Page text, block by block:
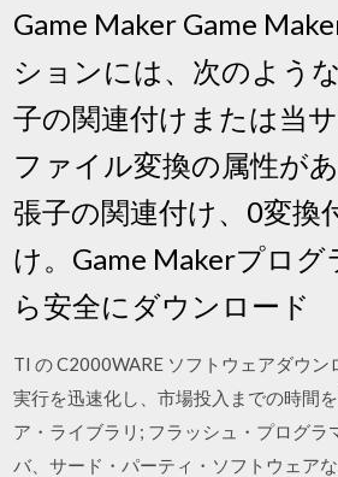
Game Maker Game
ションには、次のよう
子の関連付けまたは当
ファイル変換の属性が
張子の関連付け、0変換
け。Game Makerプロ
ら安全にダウンロード
TI の C2000WARE ソフトウェアダウン
実行を迅速化し、市場投入までの時間
ア・ライブラリ; フラッシュ・プログラ
バ、サード・パーティ・ソフトウェア